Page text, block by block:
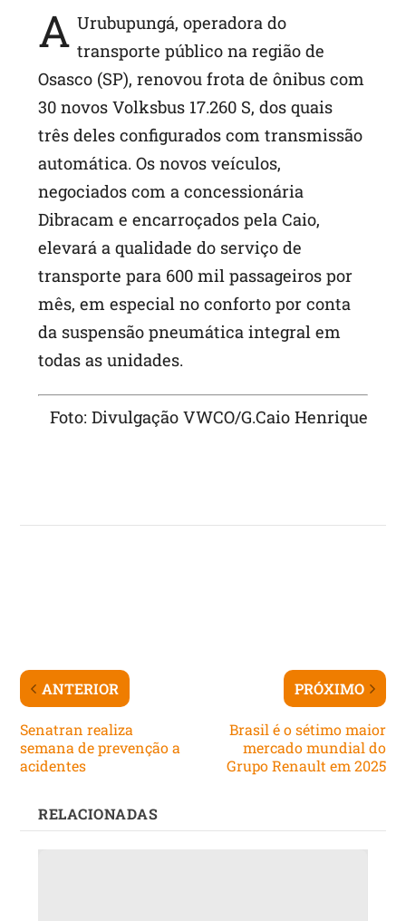
A Urubupungá, operadora do
transporte público na região de
Osasco (SP), renovou frota de ônibus com
30 novos Volksbus 17.260 S, dos quais
três deles configurados com transmissão
automática. Os novos veículos,
negociados com a concessionária
Dibracam e encarroçados pela Caio,
elevará a qualidade do serviço de
transporte para 600 mil passageiros por
mês, em especial no conforto por conta
da suspensão pneumática integral em
todas as unidades.
Foto: Divulgação VWCO/G.Caio Henrique
ANTERIOR
Senatran realiza
semana de prevenção a
acidentes
PRÓXIMO
Brasil é o sétimo maior
mercado mundial do
Grupo Renault em 2025
RELACIONADAS